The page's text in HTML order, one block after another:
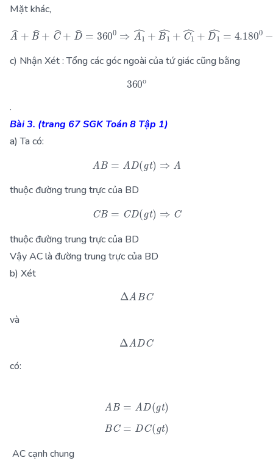
Mặt khác,
A ^+B ^+C ^ +D^ =3600 ⇒A1^+B 1^+C1^+ D1^=
c) Nhận Xét : Tổng các góc ngoài của tứ giác cũng bằng
360
.
Bài 3. (trang 67 SGK Toán 8 Tập 1)
a) Ta có:
AB AD(gt) ⇒ A
thuộc đường trung trực của BD
CB CD (gt) ⇒ C
thuộc đường trung trực của BD
Vậy AC là đường trung trực của BD
b) Xét
ΔAB C
và
ΔAD C
có:
AB AD( gt)
BC DC(gt)
AC cạnh chung